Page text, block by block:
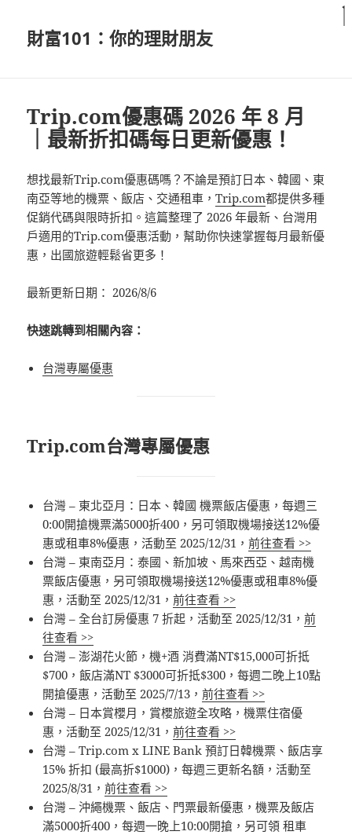
財富101：你的理財朋友
Trip.com優惠碼 2026 年 8 月
｜最新折扣碼每日更新優惠！
想找最新Trip.com優惠碼嗎？不論是預訂日本、韓國、東
南亞等地的機票、飯店、交通租車，Trip.com都提供多種
促銷代碼與限時折扣。這篇整理了 2026 年最新、台灣用
戶適用的Trip.com優惠活動，幫助你快速掌握每月最新優
惠，出國旅遊輕鬆省更多！
最新更新日期： 2026/8/6
快速跳轉到相關內容：
台灣專屬優惠
Trip.com台灣專屬優惠
台灣 – 東北亞月：日本、韓國 機票飯店優惠，每週三
0:00開搶機票滿5000折400，另可領取機場接送12%優
惠或租車8%優惠，活動至 2025/12/31，前往查看 >>
台灣 – 東南亞月：泰國、新加坡、馬來西亞、越南機
票飯店優惠，另可領取機場接送12%優惠或租車8%優
惠，活動至 2025/12/31，前往查看 >>
台灣 – 全台訂房優惠 7 折起，活動至 2025/12/31，前
往查看 >>
台灣 – 澎湖花火節，機+酒 消費滿NT$15,000可折抵
$700，飯店滿NT $3000可折抵$300，每週二晚上10點
開搶優惠，活動至 2025/7/13，前往查看 >>
台灣 – 日本賞櫻月，賞櫻旅遊全攻略，機票住宿優
惠，活動至 2025/12/31，前往查看 >>
台灣 – Trip.com x LINE Bank 預訂日韓機票、飯店享
15% 折扣 (最高折$1000)，每週三更新名額，活動至
2025/8/31，前往查看 >>
台灣 – 沖繩機票、飯店、門票最新優惠，機票及飯店
滿5000折400，每週一晚上10:00開搶，另可領 租車